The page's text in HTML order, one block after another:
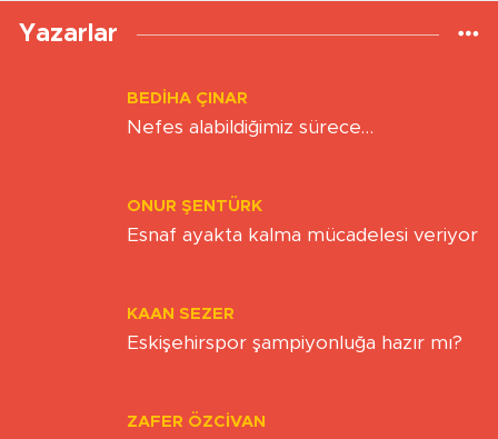
Yazarlar
BEDIHA ÇINAR
Nefes alabildiğimiz sürece…
ONUR ŞENTÜRK
Esnaf ayakta kalma mücadelesi veriyor
KAAN SEZER
Eskişehirspor şampiyonluğa hazır mı?
ZAFER ÖZCIVAN